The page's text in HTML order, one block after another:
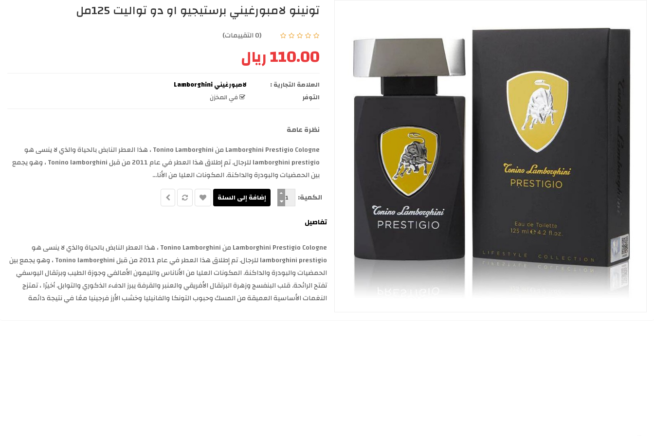
تونينو لامبورغيني برستيجيو او دو تواليت 125مل
(0 التقييمات)
110.00 ريال
العلامة التجارية :
لامبورغيني Lamborghini
التوفر
في المخزن
نظرة عامة
Lamborghini Prestigio Cologne من Tonino Lamborghini ، هذا العطر النابض بالحياة والذي لا ينسى هو
lamborghini prestigio للرجال. تم إطلاق هذا العطر في عام 2011 من قبل Tonino lamborghini ، وهو يجمع
بين الحمضيات والبودرة والداكنة. المكونات العليا من الأنا...
الكمية:
تفاصيل
Lamborghini Prestigio Cologne من Tonino Lamborghini ، هذا العطر النابض بالحياة والذي لا ينسى هو
lamborghini prestigio للرجال. تم إطلاق هذا العطر في عام 2011 من قبل Tonino lamborghini ، وهو يجمع بين
الحمضيات والبودرة والداكنة. المكونات العليا من الأناناس والليمون الأمالفي وجوزة الطيب وبرتقال اليوسفي
تفتح الرائحة. قلب البنفسج وزهرة البرتقال الأفريقي والعنبر والقرفة يبرز الدفء الذكوري والتوابل. أخيرًا ، تمتزج
النغمات الأساسية العميقة من المسك وحبوب التونكا والفانيليا وخشب الأرز فرجينيا معًا في نتيجة دائمة